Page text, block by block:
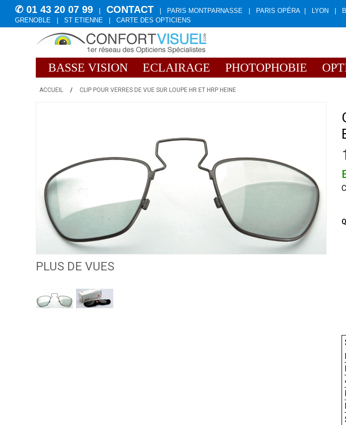
✆ 01 43 20 07 99 CONTACT PARIS MONTPARNASSE PARIS OPÉRA LYON
GRENOBLE
ST ETIENNE CARTE DES OPTICIENS
BASSE VISION ECLAIRAGE PHOTOPHOBIE
ACCUEIL / CLIP POUR VERRES DE VUE SUR LOUPE HR ET HRP HEINE
PLUS DE VUES